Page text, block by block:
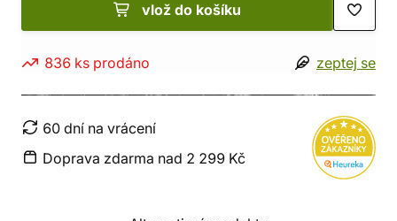
vlož do košíku
836 ks prodáno zeptej se
60 dní na vrácení
Doprava zdarma nad 2 299 Kč